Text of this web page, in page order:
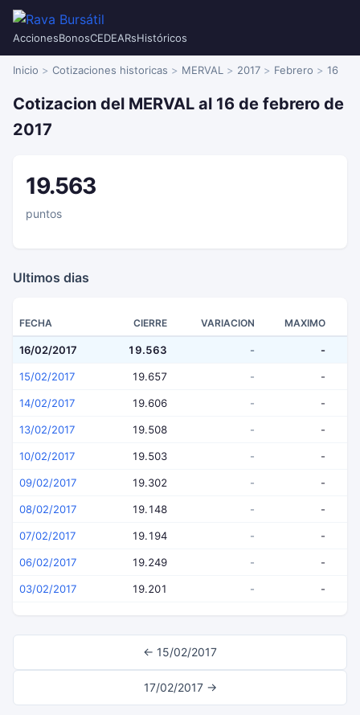
AccionesBonosCEDEARsHistóricos
Inicio Cotizaciones historicas MERVAL 2017 Febrero 16
Cotizacion del MERVAL al 16 de febrero de
2017
19.563
puntos
Ultimos dias
FECHA CIERRE VARIACION MAXIMO
16/02/2017 19.563 - -
15/02/2017 19.657 - -
14/02/2017 19.606 - -
13/02/2017 19.508 - -
10/02/2017 19.503 - -
09/02/2017 19.302 - -
08/02/2017 19.148 - -
07/02/2017 19.194 - -
06/02/2017 19.249 - -
03/02/2017 19.201 - -
← 15/02/2017
17/02/2017 →